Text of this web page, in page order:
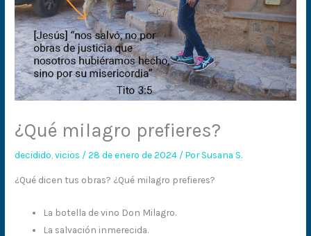
¿Qué milagro prefieres?
decidido,vicios /28 de enero de 2024 / PorSusana S.
¿Qué dicen tus obras? ¿Qué milagro prefieres?
La botella de vino Don Milagro.
La salvación inmerecida.